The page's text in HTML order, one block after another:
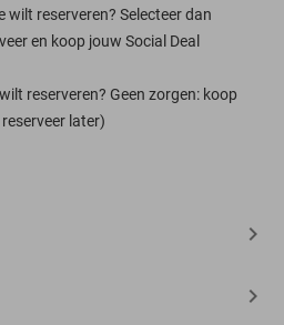
wilt reserveren? Selecteer dan
en koop jouw Social Deal
reserveren? Geen zorgen: koop
reserveer later)